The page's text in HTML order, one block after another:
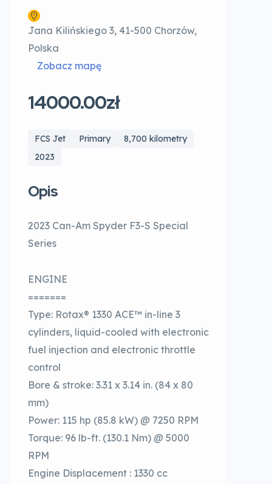
Jana Kilińskiego 3, 41-500 Chorzów,
Polska
Zobacz mapę
14000.00zł
FCS Jet Primary
8,700 kilometry
2023
Opis
2023 Can-Am Spyder F3-S Special
Series
ENGINE
=======
Type: Rotax® 1330 ACE™ in-line 3
cylinders, liquid-cooled with electronic
fuel injection and electronic throttle
control
Bore & stroke: 3.31 x 3.14 in. (84 x 80
mm)
Power: 115 hp (85.8 kW) @ 7250 RPM
Torque: 96 lb-ft. (130.1 Nm) @ 5000
RPM
Engine Displacement : 1330 cc